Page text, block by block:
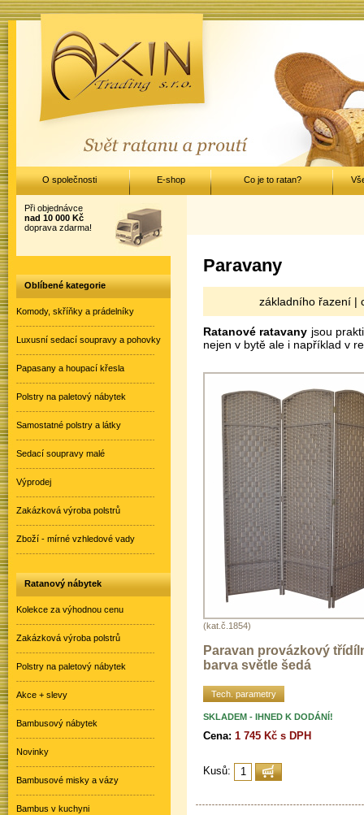
Paravany
základního řazení |
Ratanové ratavany jsou
nejen v bytě ale i například v
(kat.č.1854)
Paravan provázkový
barva světle šedá
Tech. parametry
SKLADEM - IHNED K DODÁNÍ!
Cena: 1 745 Kč s DPH
Kusů:
Při objednávce
nad 10 000 Kč
doprava zdarma!
Oblíbené kategorie
Komody, skříňky a prádelníky
Luxusní sedací soupravy a pohovky
Papasany a houpací křesla
Polstry na paletový nábytek
Samostatné polstry a látky
Sedací soupravy malé
Výprodej
Zakázková výroba polstrů
Zboží - mírné vzhledové vady
Ratanový nábytek
Kolekce za výhodnou cenu
Zakázková výroba polstrů
Polstry na paletový nábytek
Akce + slevy
Bambusový nábytek
Novinky
Bambusové misky a vázy
Bambus v kuchyni
O společnosti E-shop Co je to ratan?